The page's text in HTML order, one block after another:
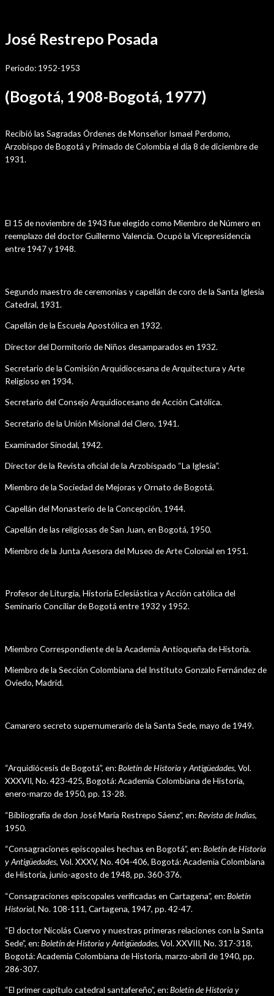
contenido
José Restrepo Posada
Periodo: 1952-1953
(Bogotá, 1908-Bogotá, 1977)
Recibió las Sagradas Órdenes de Monseñor Ismael Perdomo,
Arzobispo de Bogotá y Primado de Colombia el día 8 de diciembre de
1931.
El 15 de noviembre de 1943 fue elegido como Miembro de Número en
reemplazo del doctor Guillermo Valencia. Ocupó la Vicepresidencia
entre 1947 y 1948.
Segundo maestro de ceremonias y capellán de coro de la Santa Iglesia
Catedral, 1931.
Capellán de la Escuela Apostólica en 1932.
Director del Dormitorio de Niños desamparados en 1932.
Secretario de la Comisión Arquidiocesana de Arquitectura y Arte
Religioso en 1934.
Secretario del Consejo Arquidiocesano de Acción Católica.
Secretario de la Unión Misional del Clero, 1941.
Examinador Sinodal, 1942.
Director de la Revista oficial de la Arzobispado “La Iglesia”.
Miembro de la Sociedad de Mejoras y Ornato de Bogotá.
Capellán del Monasterio de la Concepción, 1944.
Capellán de las religiosas de San Juan, en Bogotá, 1950.
Miembro de la Junta Asesora del Museo de Arte Colonial en 1951.
Profesor de Liturgia, Historia Eclesiástica y Acción católica del
Seminario Conciliar de Bogotá entre 1932 y 1952.
Miembro Correspondiente de la Academia Antioqueña de Historia.
Miembro de la Sección Colombiana del Instituto Gonzalo Fernández de
Oviedo, Madrid.
Camarero secreto supernumerario de la Santa Sede, mayo de 1949.
“Arquidiócesis de Bogotá”, en:Boletín de Historia y Antigüedades, Vol.
XXXVII, No. 423-425, Bogotá: Academia Colombiana de Historia,
enero-marzo de 1950, pp. 13-28.
“Bibliografía de don José María Restrepo Sáenz”, en: Revista de Indias,
1950.
“Consagraciones episcopales hechas en Bogotá”, en:Boletín de Historia
y Antigüedades, Vol. XXXV, No. 404-406, Bogotá: Academia Colombiana
de Historia, junio-agosto de 1948, pp. 360-376.
“Consagraciones episcopales verificadas en Cartagena”, en:Boletín
Historial, No. 108-111, Cartagena, 1947, pp. 42-47.
“El doctor Nicolás Cuervo y nuestras primeras relaciones con la Santa
Sede”, en:Boletín de Historia y Antigüedades, Vol. XXVIII, No. 317-318,
Bogotá: Academia Colombiana de Historia, marzo-abril de 1940, pp.
286-307.
“El primer capítulo catedral santafereño”, en:Boletín de Historia y